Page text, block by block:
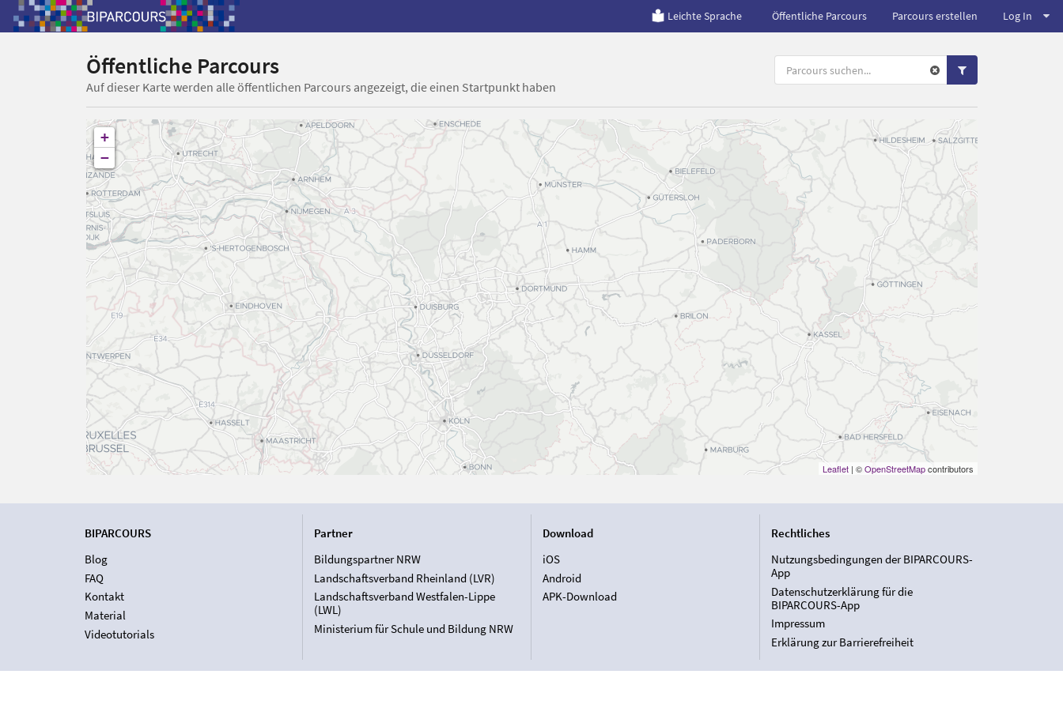
Leichte Sprache Öffentliche Parcours Parcours erstellen Log In
Öffentliche Parcours
Auf dieser Karte werden alle öffentlichen Parcours angezeigt, die einen Startpunkt haben
+
−
Leaflet| ©OpenStreetMapcontributors
BIPARCOURS
Blog
FAQ
Kontakt
Material
Videotutorials
Partner
Bildungspartner NRW
Landschaftsverband Rheinland (LVR)
Landschaftsverband Westfalen-Lippe
(LWL)
Ministerium für Schule und Bildung NRW
Download
iOS
Android
APK-Download
Rechtliches
Nutzungsbedingungen der BIPARCOURS-
App
Datenschutzerklärung für die
BIPARCOURS-App
Impressum
Erklärung zur Barrierefreiheit